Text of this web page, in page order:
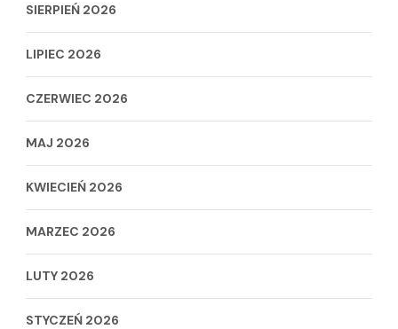
SIERPIEŃ 2026
LIPIEC 2026
CZERWIEC 2026
MAJ 2026
KWIECIEŃ 2026
MARZEC 2026
LUTY 2026
STYCZEŃ 2026